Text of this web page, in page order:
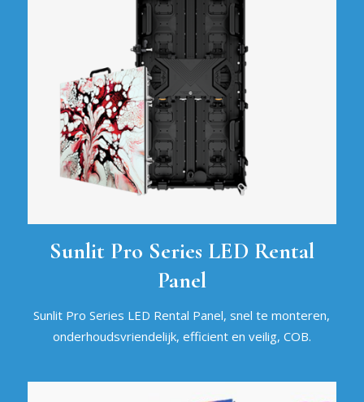
Sunlit Pro Series LED Rental
Panel
Sunlit Pro Series LED Rental Panel, snel te monteren,
onderhoudsvriendelijk, efficient en veilig, COB.